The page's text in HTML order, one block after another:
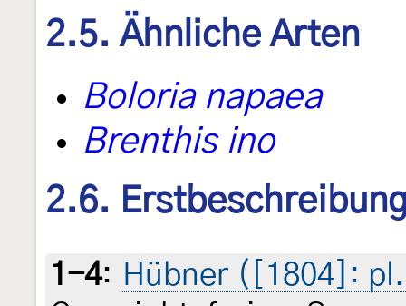
2.5. Ähnliche Arten
Boloria napaea
Brenthis ino
2.6.
1-4: Hübner ([1804]: